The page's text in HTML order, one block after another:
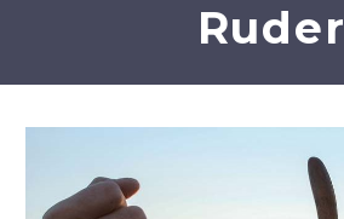
Ruder